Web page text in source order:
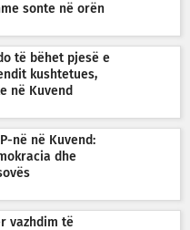
sonte në orën
të bëhet pjesë e
kushtetues,
në Kuvend
në në Kuvend:
dhe
vazhdim të